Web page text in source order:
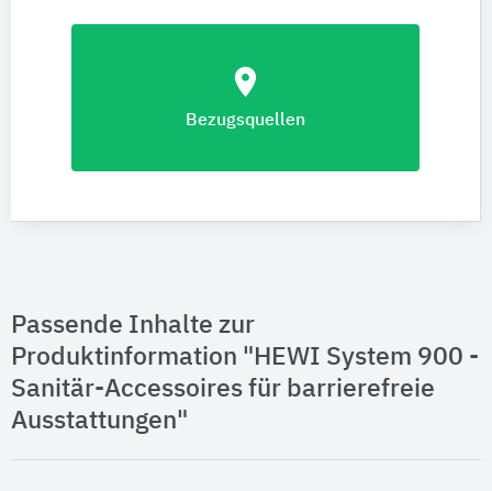
location_on
Bezugsquellen
Passende Inhalte zur
Produktinformation "HEWI System 900 -
Sanitär-Accessoires für barrierefreie
Ausstattungen"